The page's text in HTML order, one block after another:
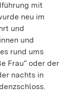
mit
neu im
und
und
rund ums
Frau“ oder der
nachts in